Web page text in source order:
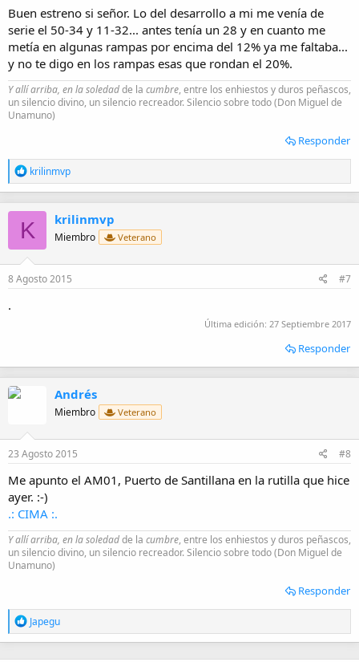
:
Buen estreno si señor. Lo del desarrollo a mi me venía de
serie el 50-34 y 11-32... antes tenía un 28 y en cuanto me
metía en algunas rampas por encima del 12% ya me faltaba...
y no te digo en los rampas esas que rondan el 20%.
Y allí arriba, en la soledadde la cumbre, entre los enhiestos y duros peñascos,
un silencio divino, un silencio recreador. Silencio sobre todo (Don Miguel de
Unamuno)
Responder
R
e
a
c
c
i
o
n
s
krilinmvp
K krilinmvp
Miembro Veterano
8 Agosto 2015 #7
.
Última edición: 27 Septiembre 2017
Responder
Andrés
Miembro Veterano
23 Agosto 2015 #8
Me apunto el AM01, Puerto de Santillana en la rutilla que hice
ayer. :-)
.: CIMA :.
Y allí arriba, en la soledadde la cumbre, entre los enhiestos y duros peñascos,
un silencio divino, un silencio recreador. Silencio sobre todo (Don Miguel de
Unamuno)
Responder
R
e
a
c
Japegu